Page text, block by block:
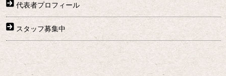
代表者プロフィール
スタッフ募集中